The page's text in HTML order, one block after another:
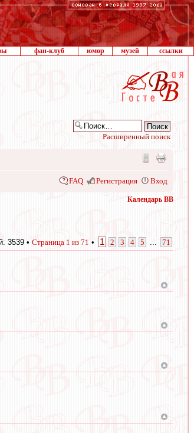
фан-клуб юмор музей ссылки
Расширенный поиск
FAQ Регистрация Вход
Календарь ВВ
3539 • Страница 1 из 71 • 1 2 3 4 5 71